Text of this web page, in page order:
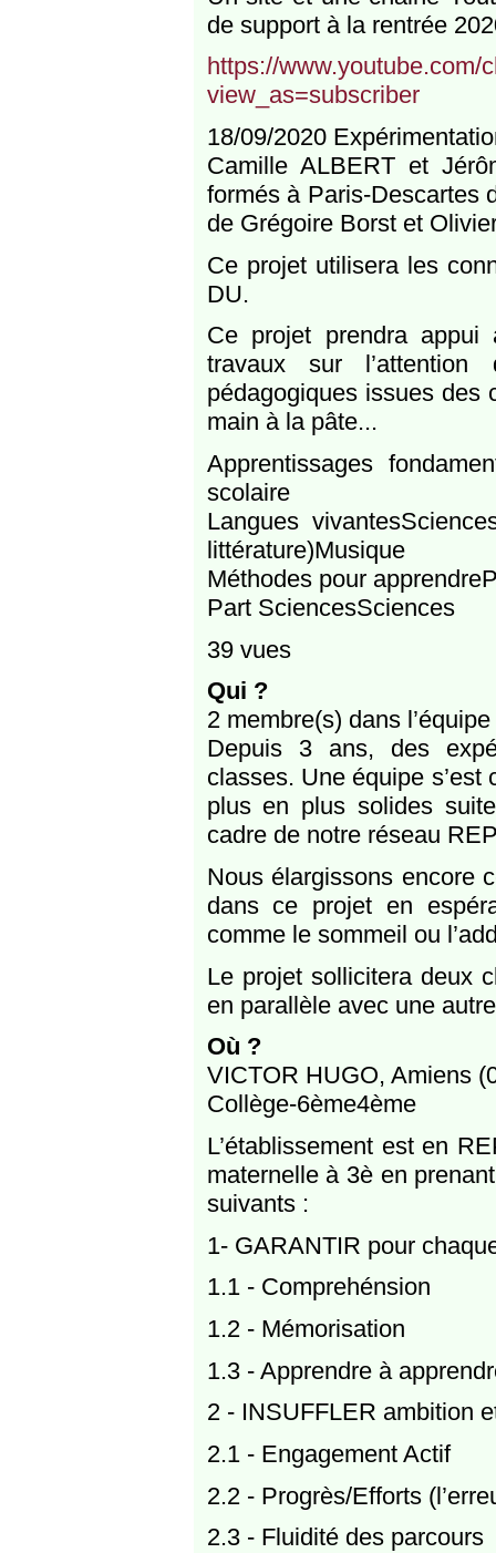
de support à la rentrée
https://
view_as=subscriber
18/09/2020
Camille ALBERT et
formés à Paris-Descartes
de Grégoire Borst et
Ce projet utilisera les
DU.
Ce projet prendra appui
travaux sur
pédagogiques issues des
main à la pâte...
Apprentissages
scolaire
Langues
littérature)Musique
Méthodes pour
Part SciencesSciences
39 vues
Qui ?
2 membre(s) dans l’équipe
Depuis 3 ans, des
classes. Une équipe
plus en plus solides
cadre de notre réseau
Nous élargissons encore
dans ce projet en
comme le sommeil ou
Le projet sollicitera deux
en parallèle avec une
Où ?
VICTOR HUGO, Amiens
Collège-6ème4ème
L’établissement est en
maternelle à 3è en
suivants :
1- GARANTIR pour
1.1 - Comprehénsion
1.2 - Mémorisation
1.3 - Apprendre à
2 - INSUFFLER ambition
2.1 - Engagement Actif
2.2 - Progrès/Efforts
2.3 - Fluidité des parcours